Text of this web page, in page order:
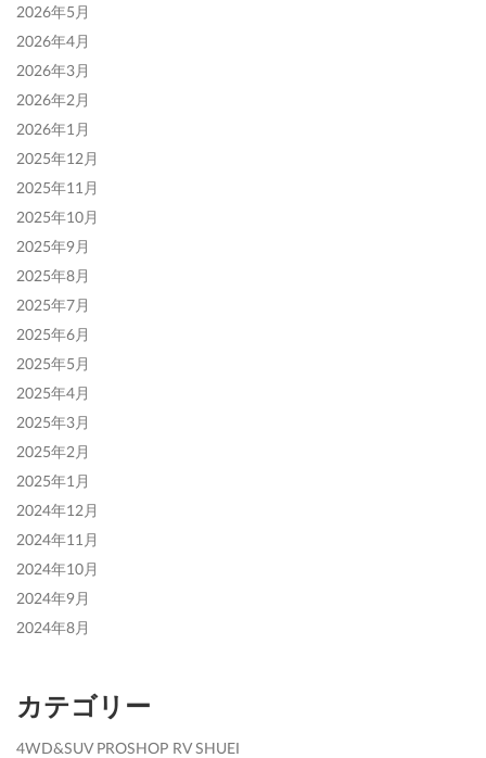
2026年5月
2026年4月
2026年3月
2026年2月
2026年1月
2025年12月
2025年11月
2025年10月
2025年9月
2025年8月
2025年7月
2025年6月
2025年5月
2025年4月
2025年3月
2025年2月
2025年1月
2024年12月
2024年11月
2024年10月
2024年9月
2024年8月
カテゴリー
4WD&SUV PROSHOP RV SHUEI